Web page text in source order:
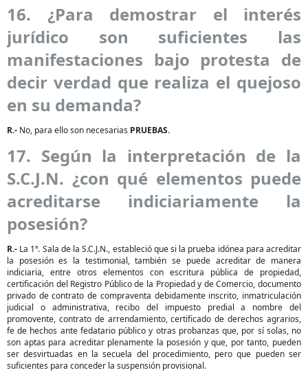
16. ¿Para demostrar el interés
jurídico son suficientes las
manifestaciones bajo protesta de
decir verdad que realiza el quejoso
en su demanda?
R.- No, para ello son necesarias PRUEBAS.
17. Según la interpretación de la
S.C.J.N. ¿con qué elementos puede
acreditarse indiciariamente la
posesión?
R.- La 1ª. Sala de la S.C.J.N., estableció que si la prueba idónea para acreditar
la posesión es la testimonial, también se puede acreditar de manera
indiciaria, entre otros elementos con escritura pública de propiedad,
certificación del Registro Público de la Propiedad y de Comercio, documento
privado de contrato de compraventa debidamente inscrito, inmatriculación
judicial o administrativa, recibo del impuesto predial a nombre del
promovente, contrato de arrendamiento, certificado de derechos agrarios,
fe de hechos ante fedatario público y otras probanzas que, por sí solas, no
son aptas para acreditar plenamente la posesión y que, por tanto, pueden
ser desvirtuadas en la secuela del procedimiento, pero que pueden ser
suficientes para conceder la suspensión provisional.